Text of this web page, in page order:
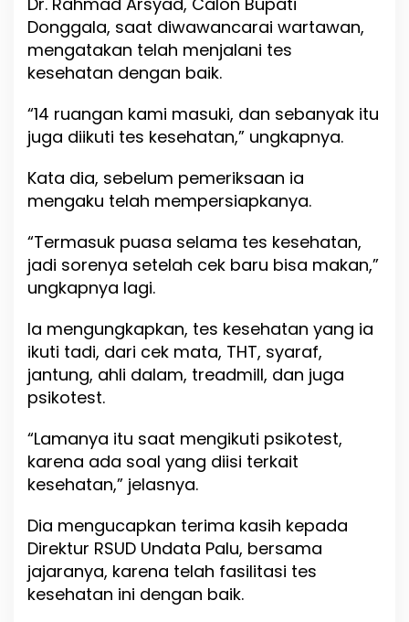
c
a
C
h
c
k
U
S
a
a
t
k
Donggala, saat diwawancarai wartawan,
mengatakan telah menjalani tes
kesehatan dengan baik.
“14 ruangan kami masuki, dan sebanyak itu
juga diikuti tes kesehatan,” ungkapnya.
Kata dia, sebelum pemeriksaan ia
mengaku telah mempersiapkanya.
“Termasuk puasa selama tes kesehatan,
jadi sorenya setelah cek baru bisa makan,”
ungkapnya lagi.
Ia mengungkapkan, tes kesehatan yang ia
ikuti tadi, dari cek mata, THT, syaraf,
jantung, ahli dalam, treadmill, dan juga
psikotest.
“Lamanya itu saat mengikuti psikotest,
karena ada soal yang diisi terkait
kesehatan,” jelasnya.
Dia mengucapkan terima kasih kepada
Direktur RSUD Undata Palu, bersama
jajaranya, karena telah fasilitasi tes
kesehatan ini dengan baik.